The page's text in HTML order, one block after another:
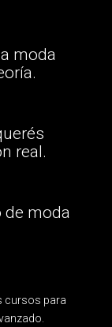
moda
real.
de moda
cursos para